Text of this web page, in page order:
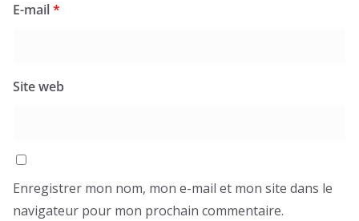
E-mail*
Site web
Enregistrer mon nom, mon e-mail et mon site dans le
navigateur pour mon prochain commentaire.